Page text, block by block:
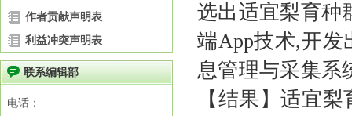
作者贡献声明表
利益冲突声明表
联系编辑部
电话：
选出适宜梨育种
端App技术,开发
息管理与采集系
【结果】适宜